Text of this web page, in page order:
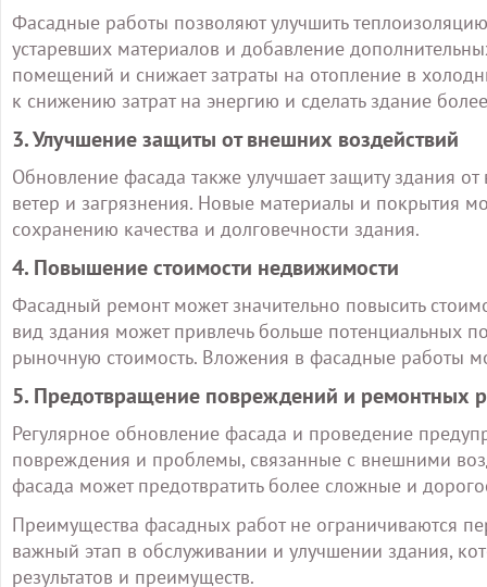
Фасадные работы позволяют улучшить
устаревших материалов и добавление
помещений и снижает затраты на отопление в
к снижению затрат на энергию и сделать здание
3. Улучшение защиты от внешних воздействий
Обновление фасада также улучшает защиту здания
ветер и загрязнения. Новые материалы и покрытия
сохранению качества и долговечности здания.
4. Повышение стоимости недвижимости
Фасадный ремонт может значительно повысить
вид здания может привлечь больше потенциальных
рыночную стоимость. Вложения в фасадные работы
5. Предотвращение повреждений и ремонтных
Регулярное обновление фасада и проведение
повреждения и проблемы, связанные с внешними
фасада может предотвратить более сложные и
Преимущества фасадных работ не ограничиваются
важный этап в обслуживании и улучшении здания,
результатов и преимуществ.